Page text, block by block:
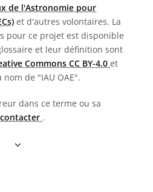
de l'Astronomie pour
et d'autres volontaires. La
pour ce projet est disponible
et leur définition sont
Commons CC BY-4.0 et
de "IAU OAE".
dans ce terme ou sa
.